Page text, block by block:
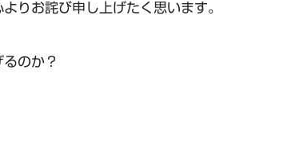
りお詫び申し上げたく思います。
のか？